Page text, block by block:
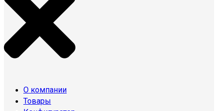
О компании
Товары